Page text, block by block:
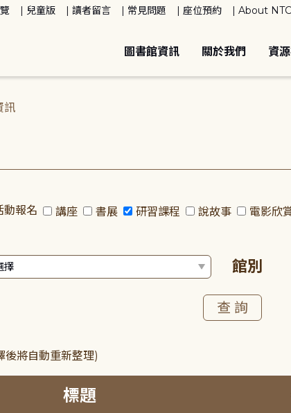
兒童版 讀者留言 常見問題 座位預約 About
圖書館資訊 關於我們 資
訊
動報名 講座 書展 研習課程 說故事 電影欣
館別
後將自動重新整理)
標題